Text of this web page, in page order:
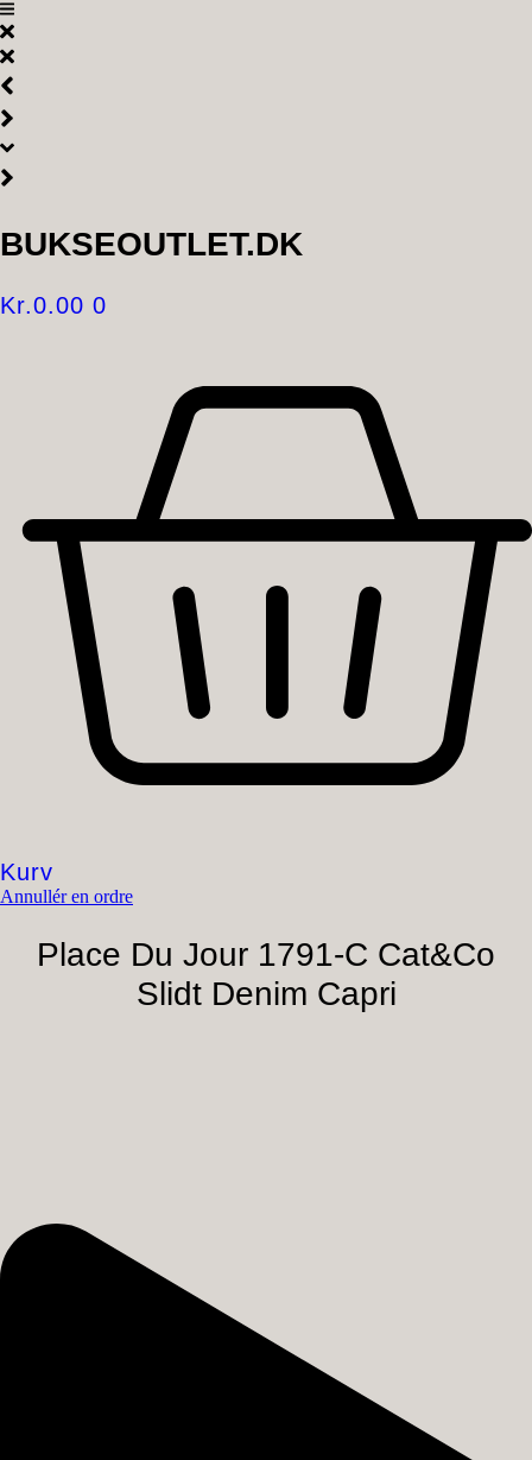
Videre
til
indhold
BUKSEOUTLET.DK
Kr.0.00 0
Kurv
Annullér en ordre
Place Du Jour 1791-C Cat&Co
Slidt Denim Capri